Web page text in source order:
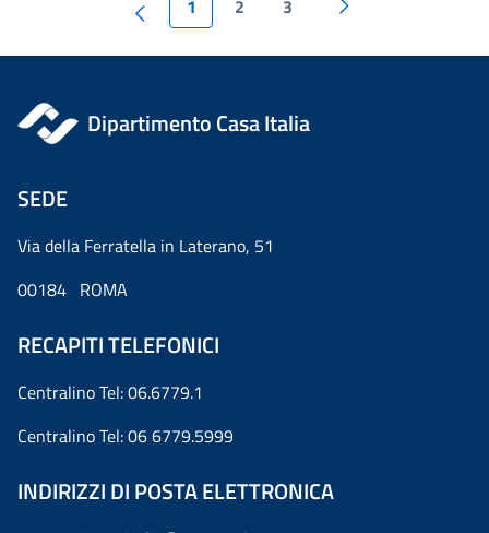
1 2 3
Dipartimento Casa Italia
SEDE
Via della Ferratella in Laterano, 51
00184 ROMA
RECAPITI TELEFONICI
Centralino Tel: 06.6779.1
Centralino Tel: 06 6779.5999
INDIRIZZI DI POSTA ELETTRONICA